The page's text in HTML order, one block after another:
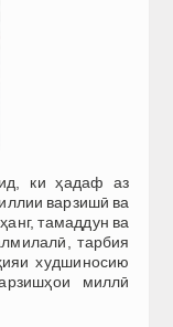
ки ҳадаф аз
варзишӣ ва
тамаддун ва
тарбия
худшиносию
миллӣ